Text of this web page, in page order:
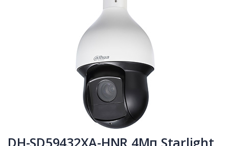
DH-SD59432XA-HNR 4Мп Starlight